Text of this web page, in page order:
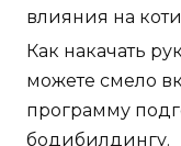
влияния на
Как накачать
можете смело
программу
бодибилдингу.